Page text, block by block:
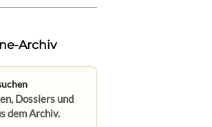
Archiv
Dossiers und
dem Archiv.